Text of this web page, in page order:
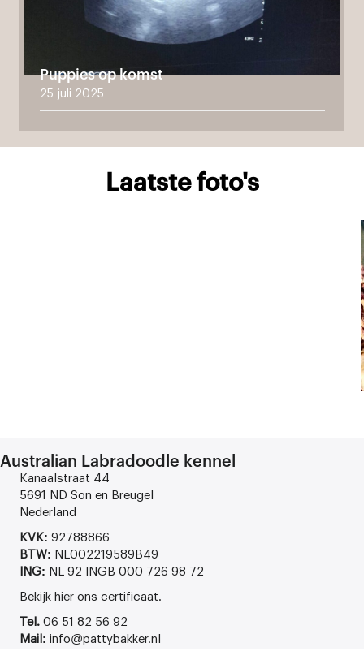
Puppies op komst
25 juli 2025
Laatste foto's
Australian Labradoodle kennel
Kanaalstraat 44
5691 ND Son en Breugel
Nederland
KVK: 92788866
BTW: NL002219589B49
ING: NL 92 INGB 000 726 98 72
Bekijk hier ons certificaat.
Tel. 06 51 82 56 92
Mail: info@pattybakker.nl